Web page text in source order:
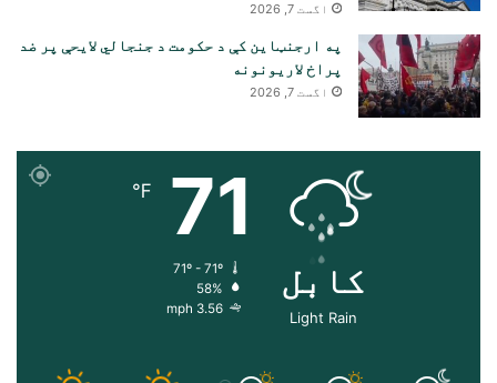
اگست 7, 2026
په ارجنټاین کې د حکومت د جنجالي لایحې پر ضد
پراخ لاریونونه
اگست 7, 2026
کابل
Light Rain
71
℉
58%
3.56 mph